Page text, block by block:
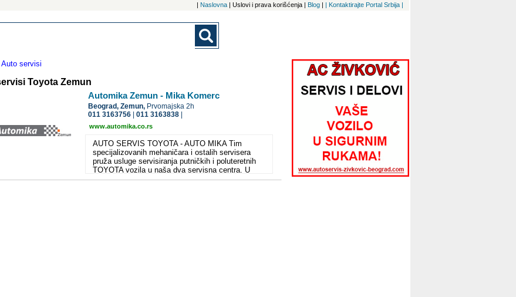
| Naslovna | Uslovi i prava korišćenja | Blog | | Kontaktirajte Portal Srbija |
Auto servisi
Toyota Zemun
Automika Zemun - Mika Komerc
Beograd,Zemun, Prvomajska 2h
011 3163756 |011 3163838
www.automika.co.rs
AUTO SERVIS TOYOTA - AUTO MIKA Tim
specijalizovanih mehaničara i ostalih servisera
pruža usluge servisiranja putničkih i poluteretnih
TOYOTA vozila u naša dva servisna centra. U
okviru auto servisa za TOYOTA vozila možete